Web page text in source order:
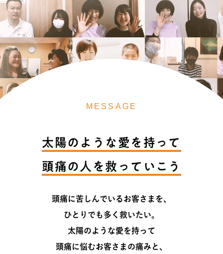
MESSAGE
太陽のような愛を持って
頭痛の人を救っていこう
頭痛に苦しんでいるお客さまを、
ひとりでも多く救いたい。
太陽のような愛を持って
頭痛に悩むお客さまの痛みと、